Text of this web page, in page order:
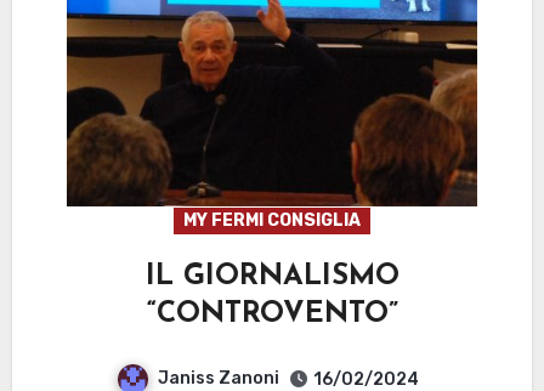
MY FERMI CONSIGLIA
IL GIORNALISMO
“CONTROVENTO”
Janiss Zanoni
16/02/2024